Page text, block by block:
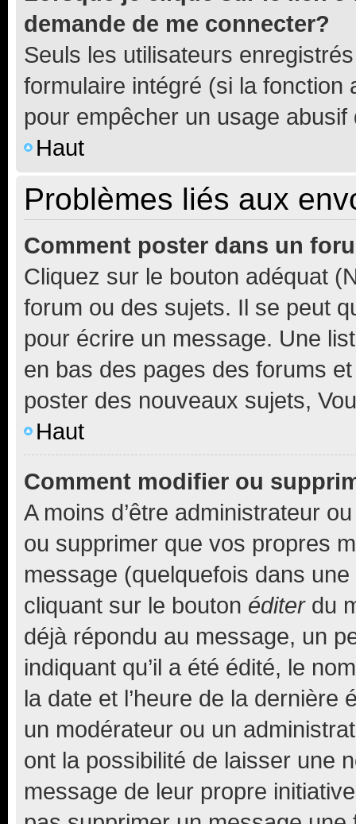
demande de me connecter?
Seuls les utilisateurs
formulaire intégré (si la fonction
pour empêcher un usage
Haut
Problèmes liés aux
Comment poster dans un
Cliquez sur le bouton adéquat
forum ou des sujets. Il se peut
pour écrire un message. Une
en bas des pages des forums
poster des nouveaux sujets,
Haut
Comment modifier ou
A moins d’être administrateur
ou supprimer que vos propres
message (quelquefois dans
cliquant sur le bouton éditerdu
déjà répondu au message, un
indiquant qu’il a été édité, le
la date et l’heure de la dernière
un modérateur ou un
ont la possibilité de laisser une
message de leur propre